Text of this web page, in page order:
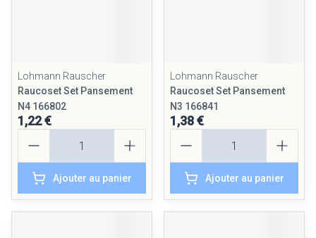
Lohmann Rauscher
Raucoset Set Pansement
N4 166802
1,22 €
Ajouter au panier
Lohmann Rauscher
Raucoset Set Pansement
N3 166841
1,38 €
Ajouter au panier